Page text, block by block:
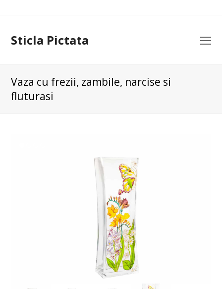
Sticla Pictata
Vaza cu frezii, zambile, narcise si
fluturasi